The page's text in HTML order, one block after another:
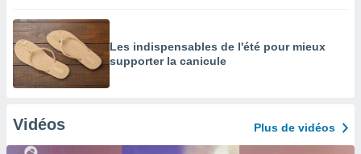
Les indispensables de l'été pour mieux
supporter la canicule
Vidéos Plus de vidéos